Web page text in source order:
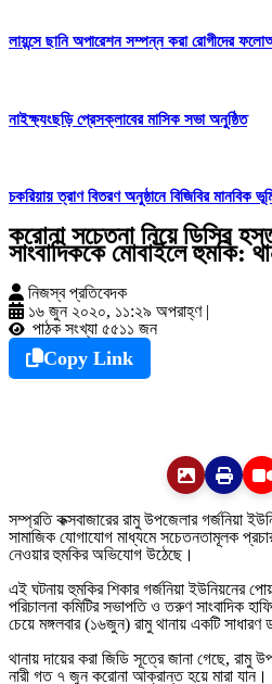
লায়ন্সে ছানি অপারেশন সম্পন্ন করা রোগীদের
নাইক্ষ্যংছড়ি প্রেসক্লাবের মাসিক সভা অনুষ্ঠিত
চকরিয়ায় ত্রাণ বিতরণ অনুষ্ঠানে বিজিবির মানবিক
করোনা সচেতনা নিয়ে ডিসির
সাংবাদিককে মোবাইলে হুমকি:
নিজস্ব প্রতিবেদক
১৬ জুন ২০২০, ১১:২৯ অপরাহ্ণ |
পাঠক সংখ্যা ৫৫১১ জন
Copy Link
সম্প্রতি কক্সবাজারের রামু উপজেলার গর্জনিয়া
সামাজিক যোগাযোগ মাধ্যমে সচেতনতামূলক
নেওয়ার হুমকির অভিযোগ উঠেছে।
এই ঘটনায় হুমকির শিকার গর্জনিয়া ইউনিয়নের
পরিচালনা কমিটির সভাপতি ও তরুণ সাংবাদিক
চেয়ে মঙ্গলবার (১৬জুন) রামু থানায় একটি সাধারণ
থানায় দায়ের করা জিডি সূত্রে জানা গেছে, রামু
নারী গত ৭ জুন করোনা আক্রান্ত হয়ে মারা যান।